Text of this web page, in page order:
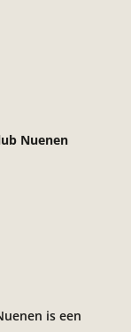
Nuenen
is een